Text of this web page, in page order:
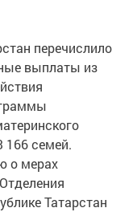
перечислило
выплаты из
166 семей.
о мерах
Татарстан